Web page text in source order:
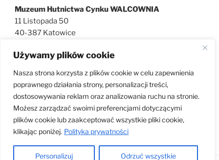
Używamy plików cookie
Nasza strona korzysta z plików cookie w celu zapewnienia
poprawnego działania strony, personalizacji treści,
dostosowywania reklam oraz analizowania ruchu na stronie.
Możesz zarządzać swoimi preferencjami dotyczącymi
plików cookie lub zaakceptować wszystkie pliki cookie,
klikając poniżej. Polityka prywatności
Personalizuj Odrzuć wszystkie
Muzeum Hutnictwa Cynku WALCOWNIA
11 Listopada 50
40-387 Katowice
walcownia@muzeatechniki.pl